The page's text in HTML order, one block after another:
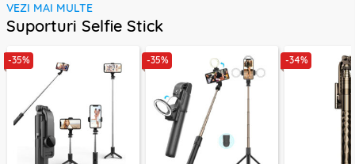
VEZI MAI MULTE
Suporturi Selfie Stick
-35% -35% -34%